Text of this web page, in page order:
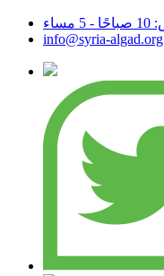
info@syria-algad.org